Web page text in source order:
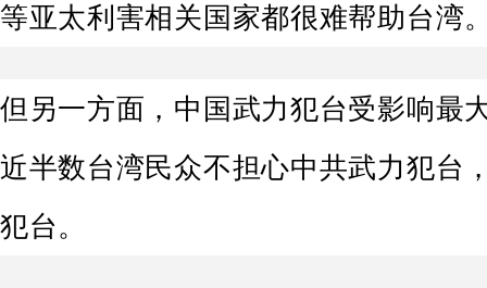
等亚太利害相关国家都很难帮助台湾
但另一方面，中国武力犯台受影响最
近半数台湾民众不担心中共武力犯台
犯台。